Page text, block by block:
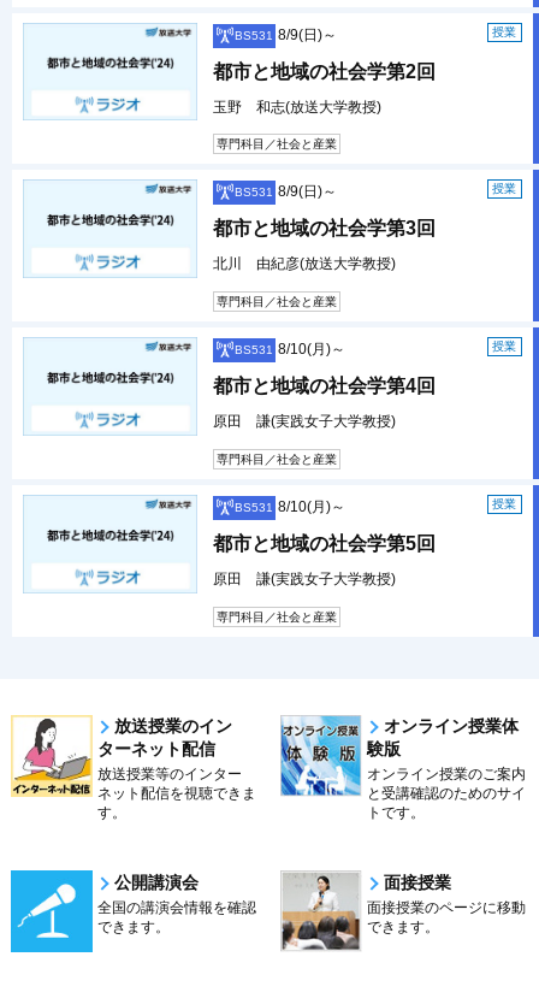
BS531 授業
8/9(日)～
都市と地域の社会学第2回
玉野 和志(放送大学教授)
専門科目／社会と産業
BS531 授業
8/9(日)～
都市と地域の社会学第3回
北川 由紀彦(放送大学教授)
専門科目／社会と産業
BS531 授業
8/10(月)～
都市と地域の社会学第4回
原田 謙(実践女子大学教授)
専門科目／社会と産業
BS531 授業
8/10(月)～
都市と地域の社会学第5回
原田 謙(実践女子大学教授)
専門科目／社会と産業
放送授業のイン
ターネット配信
放送授業等のインター
ネット配信を視聴できま
す。
オンライン授業体
験版
オンライン授業のご案内
と受講確認のためのサイ
トです。
公開講演会
全国の講演会情報を確認
できます。
面接授業
面接授業のページに移動
できます。